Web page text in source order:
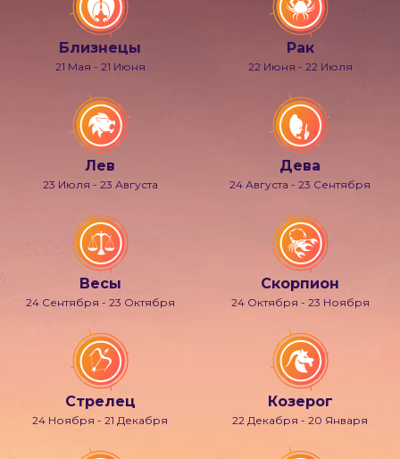
Близнецы
21 Мая - 21 Июня
Рак
22 Июня - 22 Июля
Лев
23 Июля - 23 Августа
Дева
24 Августа - 23 Сентября
Весы
24 Сентября - 23 Октября
Скорпион
24 Октября - 23 Ноября
Стрелец
24 Ноября - 21 Декабря
Козерог
22 Декабря - 20 Января